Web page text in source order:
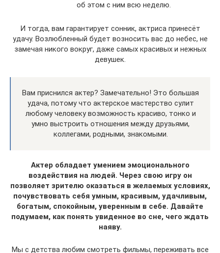
об этом с ним всю неделю.
И тогда, вам гарантирует сонник, актриса принесёт
удачу. Возлюбленный будет возносить вас до небес, не
замечая никого вокруг, даже самых красивых и нежных
девушек.
Вам приснился актер? Замечательно! Это большая
удача, потому что актерское мастерство сулит
любому человеку возможность красиво, тонко и
умно выстроить отношения между друзьями,
коллегами, родными, знакомыми.
Актер обладает умением эмоционального
воздействия на людей. Через свою игру он
позволяет зрителю оказаться в желаемых условиях,
почувствовать себя умным, красивым, удачливым,
богатым, спокойным, уверенным в себе. Давайте
подумаем, как понять увиденное во сне, чего ждать
наяву.
Мы с детства любим смотреть фильмы, переживать все